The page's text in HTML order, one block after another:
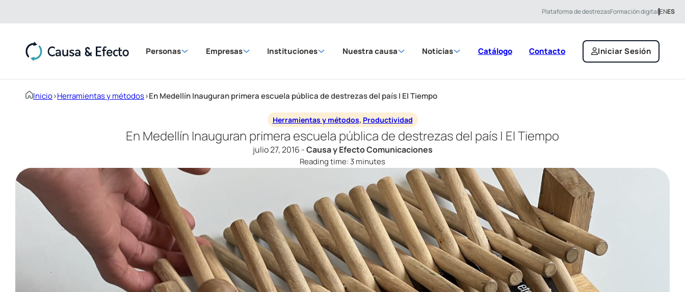
Plataforma de destrezasFormación digitalENES
Personas Empresas Instituciones Nuestra causa Noticias Catálogo Contacto Iniciar Sesión
Inicio>Herramientas y métodos>En Medellín Inauguran primera escuela pública de destrezas del país | El Tiempo
Herramientas y métodos, Productividad
En Medellín Inauguran primera escuela pública de destrezas del país | El Tiempo
julio 27, 2016 -Causa y Efecto Comunicaciones
Reading time: 3 minutes